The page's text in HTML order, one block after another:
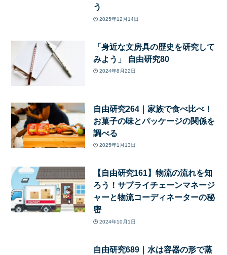
う
2025年12月14日
「身近な文房具の歴史を研究して
みよう」 自由研究80
2024年8月22日
自由研究264｜家族で食べ比べ！
お菓子の味とパッケージの関係を
調べる
2025年1月13日
【自由研究161】物流の流れを知
ろう！サプライチェーンマネージ
ャーと物流コーディネーターの秘
密
2024年10月1日
自由研究689｜水は容器の形で蒸